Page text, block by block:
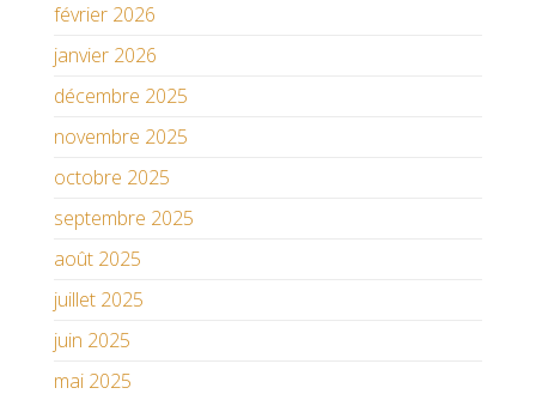
février 2026
janvier 2026
décembre 2025
novembre 2025
octobre 2025
septembre 2025
août 2025
juillet 2025
juin 2025
mai 2025